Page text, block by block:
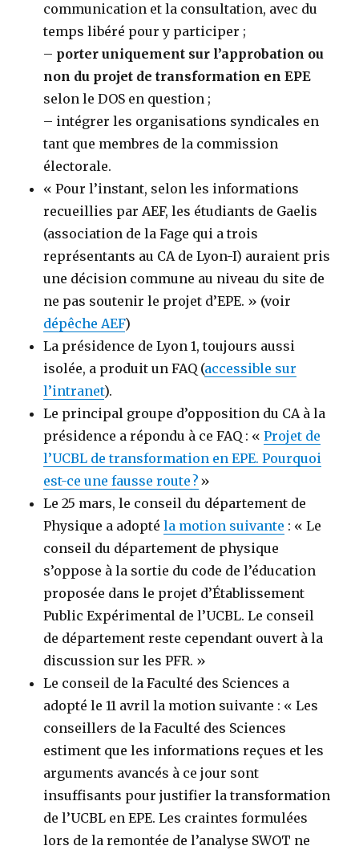
communication et la consultation, avec du
temps libéré pour y participer ;
– porter uniquement sur l’approbation ou
non du projet de transformation en EPE
selon le DOS en question ;
– intégrer les organisations syndicales en
tant que membres de la commission
électorale.
« Pour l’instant, selon les informations
recueillies par AEF, les étudiants de Gaelis
(association de la Fage qui a trois
représentants au CA de Lyon-I) auraient pris
une décision commune au niveau du site de
ne pas soutenir le projet d’EPE. » (voir
dépêche AEF)
La présidence de Lyon 1, toujours aussi
isolée, a produit un FAQ (accessible sur
l’intranet).
Le principal groupe d’opposition du CA à la
présidence a répondu à ce FAQ : «Projet de
l’UCBL de transformation en EPE. Pourquoi
est-ce une fausse route ? »
Le 25 mars, le conseil du département de
Physique a adoptéla motion suivante : « Le
conseil du département de physique
s’oppose à la sortie du code de l’éducation
proposée dans le projet d’Établissement
Public Expérimental de l’UCBL. Le conseil
de département reste cependant ouvert à la
discussion sur les PFR. »
Le conseil de la Faculté des Sciences a
adopté le 11 avril la motion suivante : « Les
conseillers de la Faculté des Sciences
estiment que les informations reçues et les
arguments avancés à ce jour sont
insuffisants pour justifier la transformation
de l’UCBL en EPE. Les craintes formulées
lors de la remontée de l’analyse SWOT ne